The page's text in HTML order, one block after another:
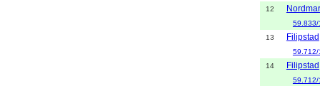
12
59.833/
13
Filipstad
59.712/
14
Filipstad
59.712/